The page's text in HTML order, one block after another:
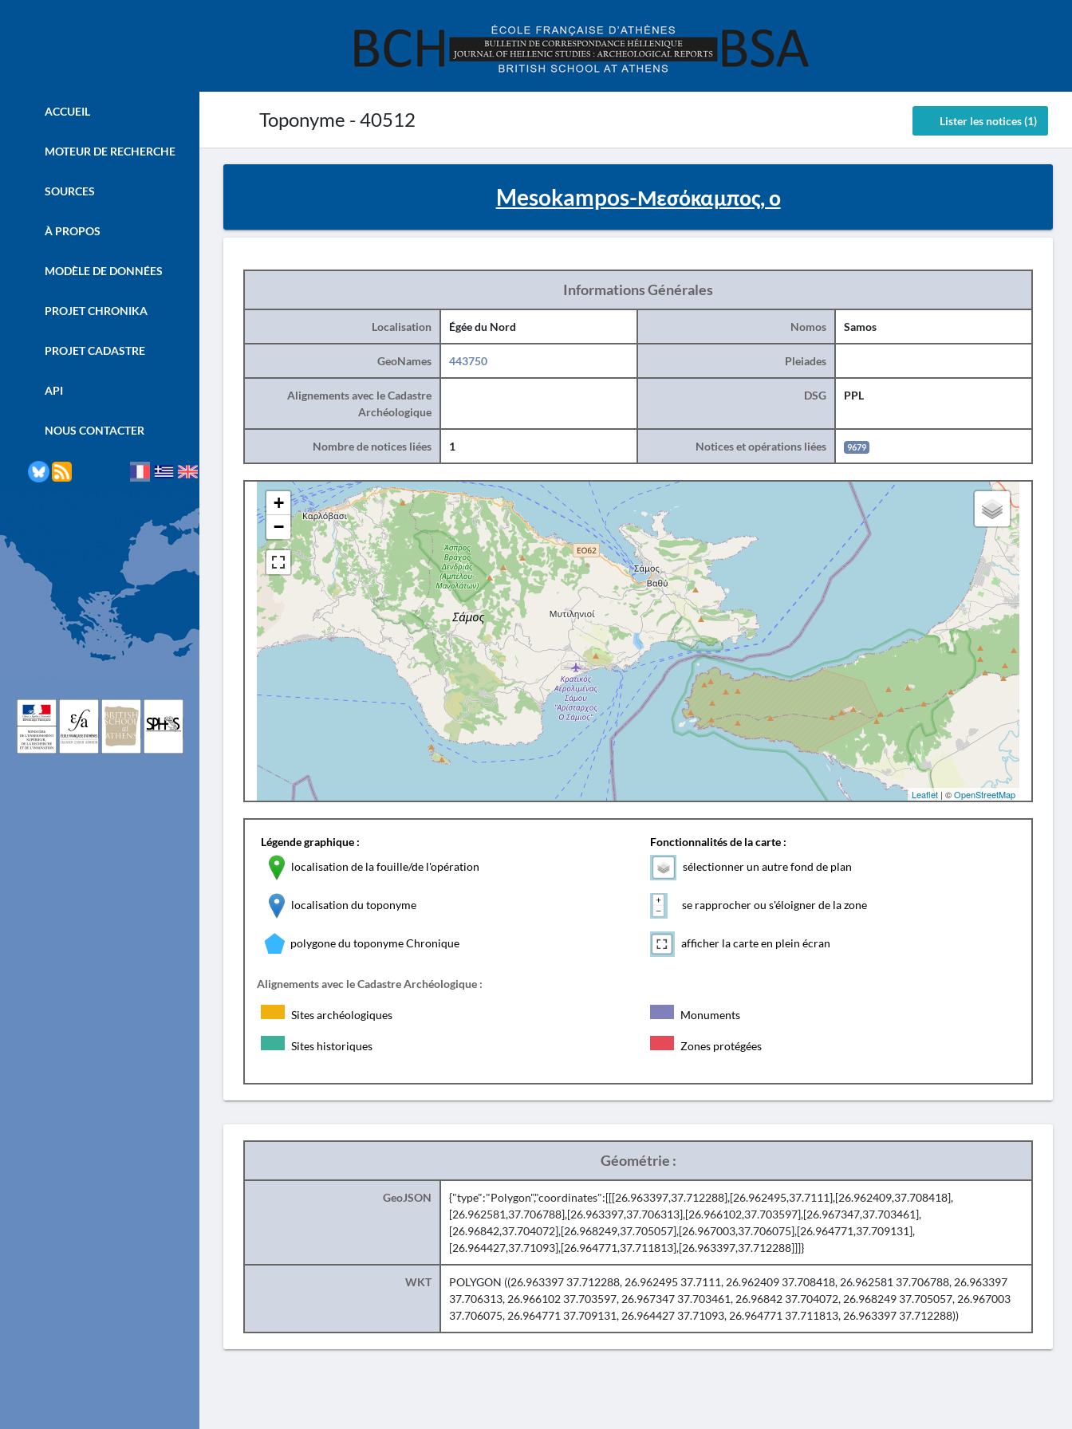
Toponyme - 40512 Lister les notices (1)
ACCUEIL
MOTEUR DE RECHERCHE
SOURCES
À PROPOS
MODÈLE DE DONNÉES
PROJET CHRONIKA
PROJET CADASTRE
API
NOUS CONTACTER
Mesokampos-Μεσόκαμπος, ο
Informations Générales
Localisation Égée du Nord Nomos Samos
GeoNames 443750 Pleiades
Alignements avec le Cadastre
Archéologique
DSG PPL
Nombre de notices liées 1 Notices et opérations liées 9679
+
−
Leaflet | ©OpenStreetMap
Légende graphique :
localisation de la fouille/de l'opération
localisation du toponyme
polygone du toponyme Chronique
Fonctionnalités de la carte :
sélectionner un autre fond de plan
se rapprocher ou s'éloigner de la zone
afficher la carte en plein écran
Alignements avec le Cadastre Archéologique :
Sites archéologiques Monuments
Sites historiques Zones protégées
Géométrie :
GeoJSON
{"type":"Polygon","coordinates":[[[26.963397,37.712288],[26.962495,37.7111],[26.962409,37.708418],
[26.962581,37.706788],[26.963397,37.706313],[26.966102,37.703597],[26.967347,37.703461],
[26.96842,37.704072],[26.968249,37.705057],[26.967003,37.706075],[26.964771,37.709131],
[26.964427,37.71093],[26.964771,37.711813],[26.963397,37.712288]]]}
WKT
POLYGON ((26.963397 37.712288, 26.962495 37.7111, 26.962409 37.708418, 26.962581 37.706788, 26.963397
37.706313, 26.966102 37.703597, 26.967347 37.703461, 26.96842 37.704072, 26.968249 37.705057, 26.967003
37.706075, 26.964771 37.709131, 26.964427 37.71093, 26.964771 37.711813, 26.963397 37.712288))